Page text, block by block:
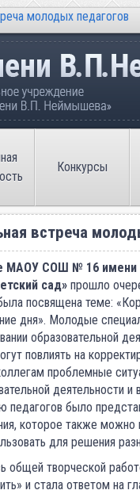
молодых педагогов
учреждение
Конкурсы
встреча
МАОУ СОШ № 16 имени
сад» прошло
посвящена теме:
дня». Молодые
образовательной
повлиять на
проблемные
деятельности
педагогов было
которое также
для решения
общей творческой
и стала ответом на